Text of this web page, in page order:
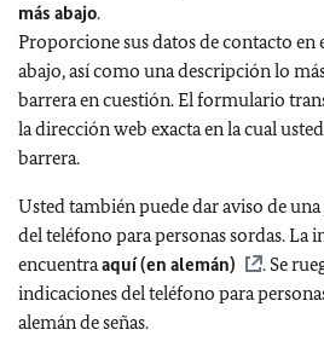
más abajo.
Proporcione sus datos de contacto
abajo, así como una descripción lo
barrera en cuestión. El formulario
la dirección web exacta en la cual
barrera.
Usted también puede dar aviso de
del teléfono para personas sordas. La
encuentraaquí (en alemán)
. Se
indicaciones del teléfono para
alemán de señas.